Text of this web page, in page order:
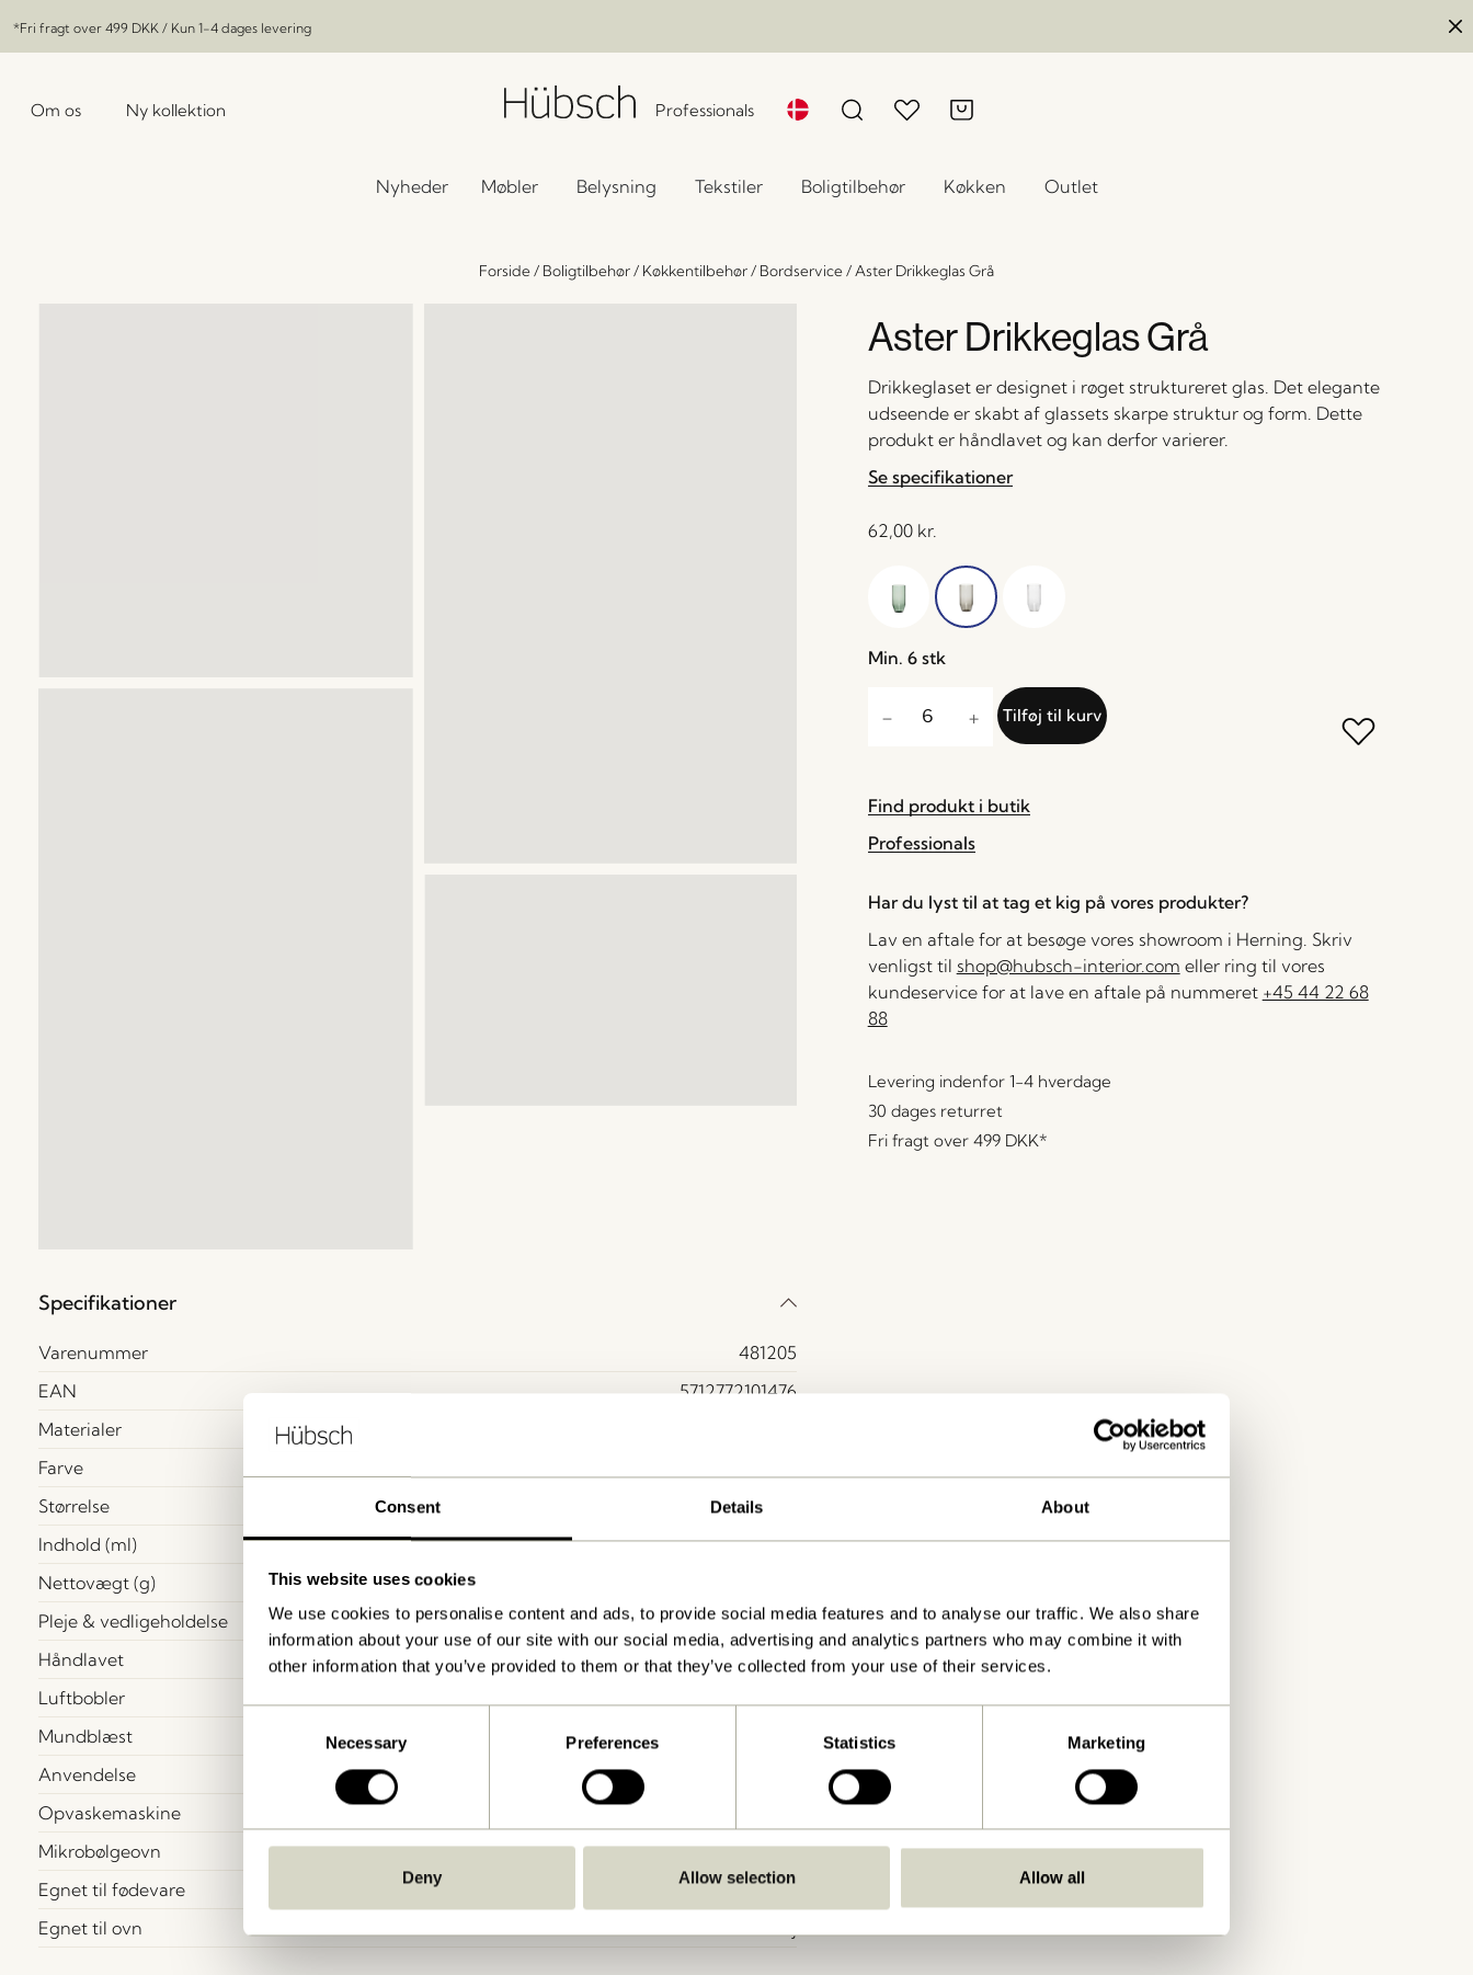
Consent Details About
This website uses cookies
We use cookies to personalise content and ads, to provide social media features and to analyse our traffic. We also share
information about your use of our site with our social media, advertising and analytics partners who may combine it with
other information that you’ve provided to them or that they’ve collected from your use of their services.
Necessary Preferences Statistics Marketing
Deny Allow selection Allow all
*Fri fragt over 499 DKK / Kun 1-4 dages levering
Om os Ny kollektion Professionals
Nyheder Møbler Belysning Tekstiler Boligtilbehør Køkken Outlet
Forside/ Boligtilbehør/ Køkkentilbehør/ Bordservice/ Aster Drikkeglas Grå
Specifikationer
Varenummer
481205
EAN
5712772101476
Materialer
Farve
Størrelse
ø7xh14cm
Indhold (ml)
200
Nettovægt (g)
Pleje & vedligeholdelse
Se vejledning
Håndlavet
Ja
Luftbobler
Mundblæst
Anvendelse
Opvaskemaskine
Mikrobølgeovn
Nej
Egnet til fødevare
Ja
Egnet til ovn
Aster Drikkeglas Grå
Drikkeglaset er designet i røget struktureret glas. Det elegante
udseende er skabt af glassets skarpe struktur og form. Dette
produkt er håndlavet og kan derfor varierer.
Se specifikationer
62,00 kr.
Min. 6 stk
Tilføj til kurv
Find produkt i butik
Professionals
Har du lyst til at tag et kig på vores produkter?
Lav en aftale for at besøge vores showroom i Herning. Skriv
venligst til shop@hubsch-interior.com eller ring til vores
kundeservice for at lave en aftale på nummeret +45 44 22 68
88
Levering indenfor 1-4 hverdage
30 dages returret
Fri fragt over 499 DKK*